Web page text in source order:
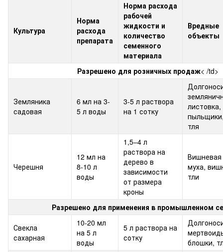
Культура
Норма
расхода
препарата
Норма расхода
рабочей
жидкости и
количество
семенного
материала
Вредные
объекты
Разрешено для розничных продаж< /td>
Земляника
садовая
6 мл на 3-
5 л воды
3-5 л раствора
на 1 сотку
листовка,
тля
Черешня
12 мл на
8-10 л
воды
1,5–4 л
раствора на
дерево в
зависимости
от размера
кроны
Вишневая
муха,
тли
Разрешено для применения в промышленном
Свекла
сахарная
10-20 мл
на 5 л
воды
5 л раствора на
сотку
блошки,